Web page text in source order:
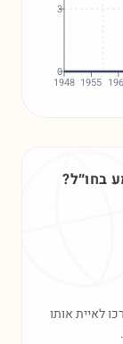
1948 1955
0
3
בחו״ל?
לאיית אותו